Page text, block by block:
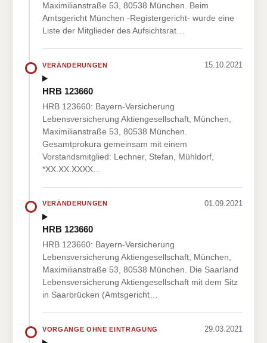
Maximilianstraße 53, 80538 München. Beim
Amtsgericht München -Registergericht- wurde eine
Liste der Mitglieder des Aufsichtsrat…
VERÄNDERUNGEN 15.10.2021
HRB 123660
HRB 123660: Bayern-Versicherung
Lebensversicherung Aktiengesellschaft, München,
Maximilianstraße 53, 80538 München.
Gesamtprokura gemeinsam mit einem
Vorstandsmitglied: Lechner, Stefan, Mühldorf,
*XX.XX.XXXX…
VERÄNDERUNGEN 01.09.2021
HRB 123660
HRB 123660: Bayern-Versicherung
Lebensversicherung Aktiengesellschaft, München,
Maximilianstraße 53, 80538 München. Die Saarland
Lebensversicherung Aktiengesellschaft mit dem Sitz
in Saarbrücken (Amtsgericht…
VORGÄNGE OHNE EINTRAGUNG 29.03.2021